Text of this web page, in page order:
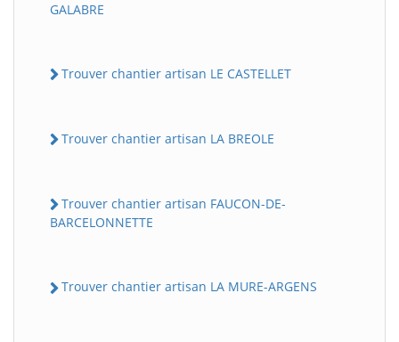
GALABRE
Trouver chantier artisan LE CASTELLET
Trouver chantier artisan LA BREOLE
Trouver chantier artisan FAUCON-DE-
BARCELONNETTE
Trouver chantier artisan LA MURE-ARGENS